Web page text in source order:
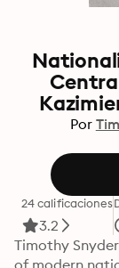
Por
24 calificaciones
3.2
Timothy
of modern